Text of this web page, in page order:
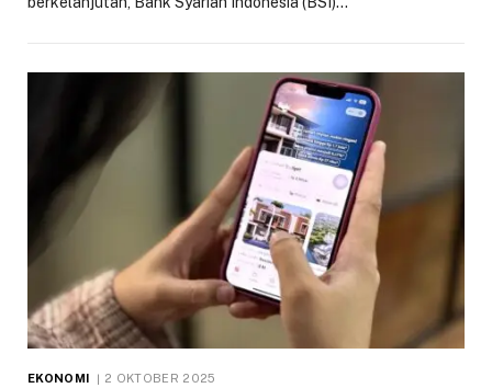
EKONOMI 2 OKTOBER 2025